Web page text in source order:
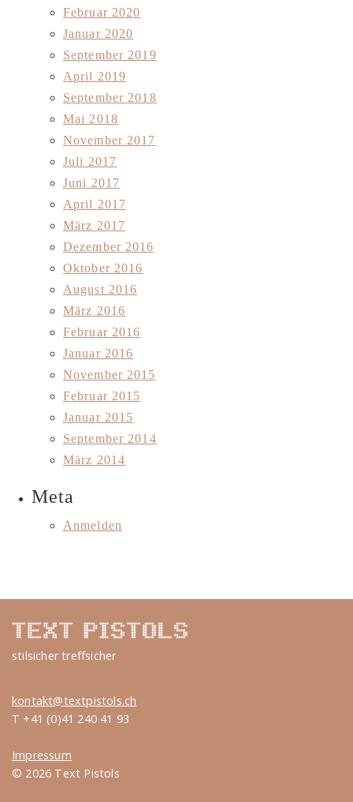
Februar 2020
Januar 2020
September 2019
April 2019
September 2018
Mai 2018
November 2017
Juli 2017
Juni 2017
April 2017
März 2017
Dezember 2016
Oktober 2016
August 2016
März 2016
Februar 2016
Januar 2016
November 2015
Februar 2015
Januar 2015
September 2014
März 2014
Meta
Anmelden
stilsicher treffsicher
kontakt@textpistols.ch
T +41 (0)41 240 41 93
Impressum
© 2026 Text Pistols